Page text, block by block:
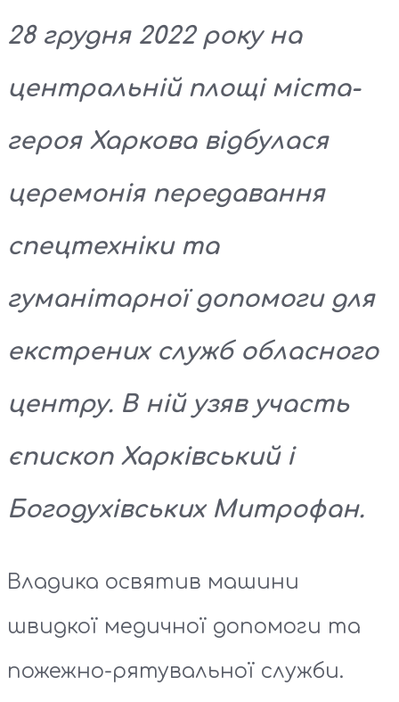
28 грудня 2022 року на
центральній площі міста-
героя Харкова відбулася
церемонія передавання
спецтехніки та
гуманітарної допомоги для
екстрених служб обласного
центру. В ній узяв участь
єпископ Харківський і
Богодухівських Митрофан.
Владика освятив машини
швидкої медичної допомоги та
пожежно-рятувальної служби.